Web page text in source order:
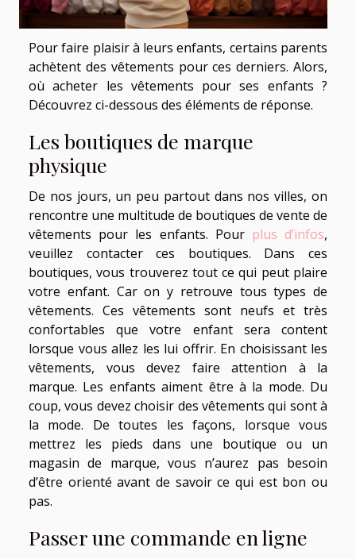
Pour faire plaisir à leurs enfants, certains parents
achètent des vêtements pour ces derniers. Alors,
où acheter les vêtements pour ses enfants ?
Découvrez ci-dessous des éléments de réponse.
Les boutiques de marque
physique
De nos jours, un peu partout dans nos villes, on
rencontre une multitude de boutiques de vente de
vêtements pour les enfants. Pour plus d’infos,
veuillez contacter ces boutiques. Dans ces
boutiques, vous trouverez tout ce qui peut plaire
votre enfant. Car on y retrouve tous types de
vêtements. Ces vêtements sont neufs et très
confortables que votre enfant sera content
lorsque vous allez les lui offrir. En choisissant les
vêtements, vous devez faire attention à la
marque. Les enfants aiment être à la mode. Du
coup, vous devez choisir des vêtements qui sont à
la mode. De toutes les façons, lorsque vous
mettrez les pieds dans une boutique ou un
magasin de marque, vous n’aurez pas besoin
d’être orienté avant de savoir ce qui est bon ou
pas.
Passer une commande en ligne